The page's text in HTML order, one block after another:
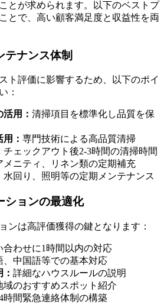
とが求められます。以下のベストプ
とで、高い顧客満足度と収益性を両
テナンス体制
ト評価に影響するため、以下のポイ
：
用： 清掃項目を標準化し品質を保
： 専門技術による高品質清掃
チェックアウト後2-3時間の清掃時間
メニティ、リネン類の定期補充
水回り、照明等の定期メンテナンス
ションの最適化
ンは高評価獲得の鍵となります：
合わせに1時間以内の対応
、中国語等での基本対応
詳細なハウスルールの説明
域のおすすめスポット紹介
時間緊急連絡体制の構築